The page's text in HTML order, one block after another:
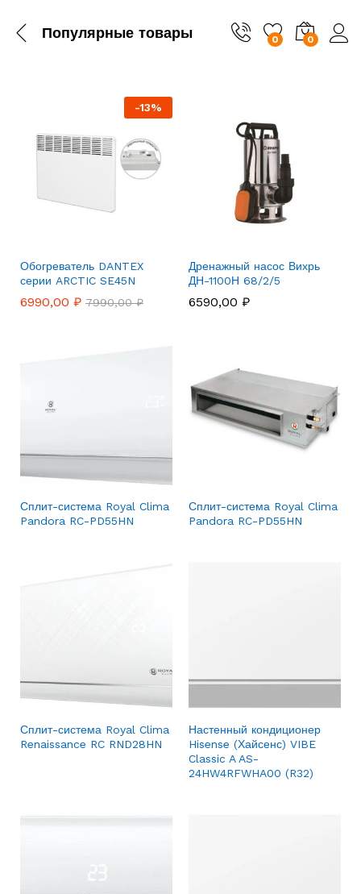
Популярные товары 0 0
-13%
Обогреватель DANTEX
серии ARCTIC SE45N
6990,00 ₽ 7990,00₽
Дренажный насос Вихрь
ДН-1100Н 68/2/5
6590,00 ₽
Сплит-система Royal Clima
Pandora RC-PD55HN
Сплит-система Royal Clima
Pandora RC-PD55HN
Сплит-система Royal Clima
Renaissance RC RND28HN
Настенный кондиционер
Hisense (Хайсенс) VIBE
Classic A AS-
24HW4RFWHA00 (R32)